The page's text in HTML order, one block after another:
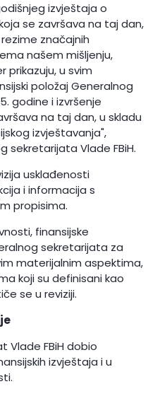
izvještaja o
se završava na taj dan,
značajnih
našem mišljenju,
prikazuju, u svim
položaj Generalnog
godine i izvršenje
na taj dan, u skladu
izvještavanja",
sekretarijata Vlade FBiH.
usklađenosti
i informacija s
propisima.
finansijske
sekretarijata za
materijalnim aspektima,
koji su definisani kao
se u reviziji.
Vlade FBiH dobio
izvještaja i u